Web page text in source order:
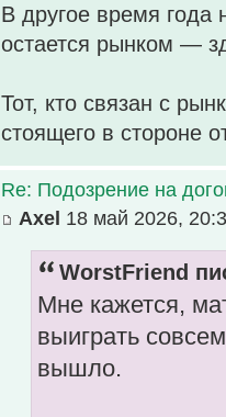
В другое время года
остается рынком —
Тот, кто связан с
стоящего в стороне
Re: Подозрение на
Axel 18 май 2026,
WorstFriend
Мне кажется,
выиграть
вышло.